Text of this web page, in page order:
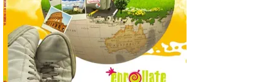
Nolan. La pieza de vídeo
reúne una selección de
obras relacionadas con la
Antigüedad clásica, la mitología y los
viajes, que se suceden al ritmo de un
evocador tema de La […]